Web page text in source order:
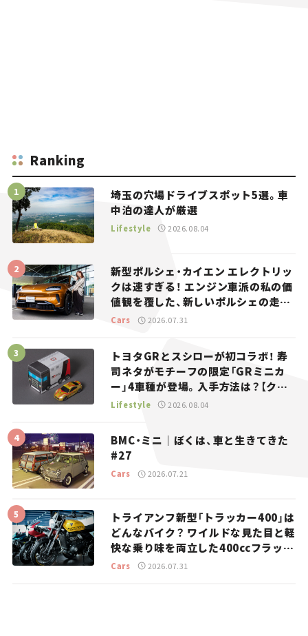
Ranking
埼玉の穴場ドライブスポット5選。車
中泊の達人が厳選
Lifestyle 2026.08.04
新型ポルシェ・カイエン エレクトリッ
クは速すぎる！ エンジン車派の私の価
値観を覆した、新しいポルシェの走
り。
Cars 2026.07.31
トヨタGRとスシローが初コラボ！ 寿
司ネタがモチーフの限定「GRミニカ
ー」4車種が登場。入手方法は？【クル
マとホビー】
Lifestyle 2026.08.04
BMC・ミニ｜ぼくは、車と生きてきた
#27
Cars 2026.07.21
トライアンフ新型「トラッカー400」は
どんなバイク？ ワイルドな見た目と軽
快な乗り味を両立した400ccフラット
トラッカー【試乗レビュー】
Cars 2026.07.31